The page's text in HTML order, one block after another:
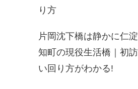
り方
片岡沈下橋は静かに仁
知町の現役生活橋｜初
い回り方がわかる!